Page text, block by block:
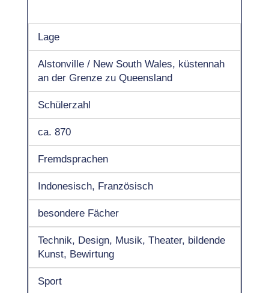
Lage
Alstonville / New South Wales, küstennah
an der Grenze zu Queensland
Schülerzahl
ca. 870
Fremdsprachen
Indonesisch, Französisch
besondere Fächer
Technik, Design, Musik, Theater, bildende
Kunst, Bewirtung
Sport